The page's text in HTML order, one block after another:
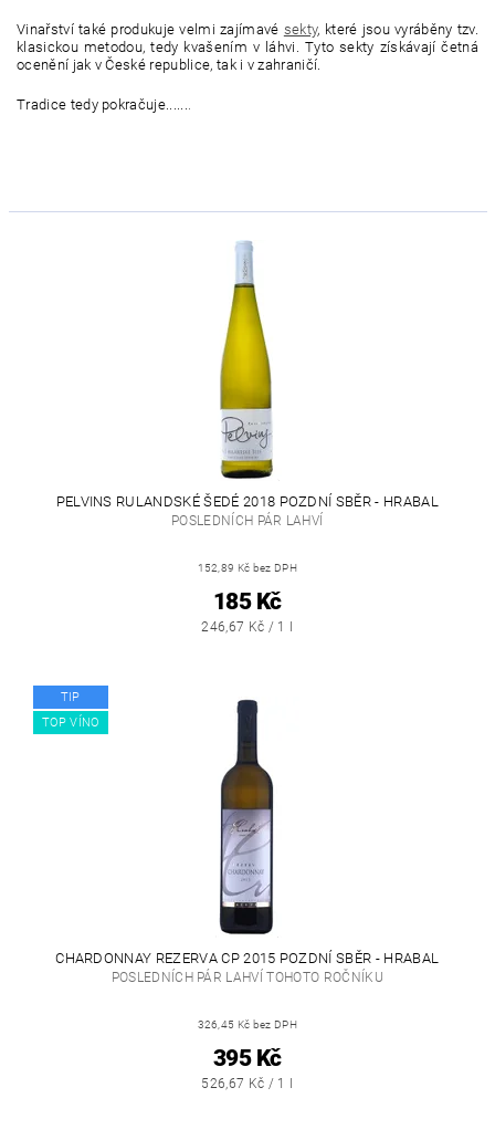
Vinařství také produkuje velmi zajímavé sekty, které jsou vyráběny tzv.
klasickou metodou, tedy kvašením v láhvi. Tyto sekty získávají četná
ocenění jak v České republice, tak i v zahraničí.
Tradice tedy pokračuje.......
PELVINS RULANDSKÉ ŠEDÉ 2018 POZDNÍ SBĚR - HRABAL
POSLEDNÍCH PÁR LAHVÍ
152,89 Kč bez DPH
185 Kč
246,67 Kč / 1 l
TIP
TOP VÍNO
CHARDONNAY REZERVA CP 2015 POZDNÍ SBĚR - HRABAL
POSLEDNÍCH PÁR LAHVÍ TOHOTO ROČNÍKU
326,45 Kč bez DPH
395 Kč
526,67 Kč / 1 l